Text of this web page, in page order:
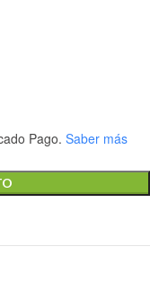
Pago. Saber más